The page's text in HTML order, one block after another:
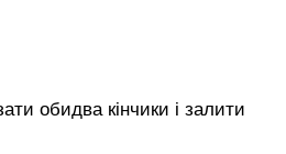
обидва кінчики і залити